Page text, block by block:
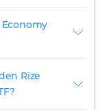
Rize